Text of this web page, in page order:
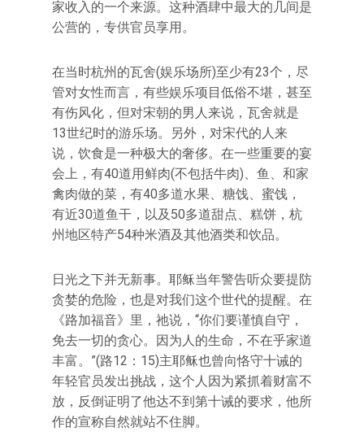
家收入的一个来源。这种酒肆中最大的几间是
公营的，专供官员享用。
在当时杭州的瓦舍(娱乐场所)至少有23个，尽
管对女性而言，有些娱乐项目低俗不堪，甚至
有伤风化，但对宋朝的男人来说，瓦舍就是
13世纪时的游乐场。另外，对宋代的人来
说，饮食是一种极大的奢侈。在一些重要的宴
会上，有40道用鲜肉(不包括牛肉)、鱼、和家
禽肉做的菜，有40多道水果、糖饯、蜜饯，
有近30道鱼干，以及50多道甜点、糕饼，杭
州地区特产54种米酒及其他酒类和饮品。
日光之下并无新事。耶稣当年警告听众要提防
贪婪的危险，也是对我们这个世代的提醒。在
《路加福音》里，祂说，“你们要谨慎自守，
免去一切的贪心。因为人的生命，不在乎家道
丰富。”(路12：15)主耶稣也曾向恪守十诫的
年轻官员发出挑战，这个人因为紧抓着财富不
放，反倒证明了他达不到第十诫的要求，他所
作的宣称自然就站不住脚。